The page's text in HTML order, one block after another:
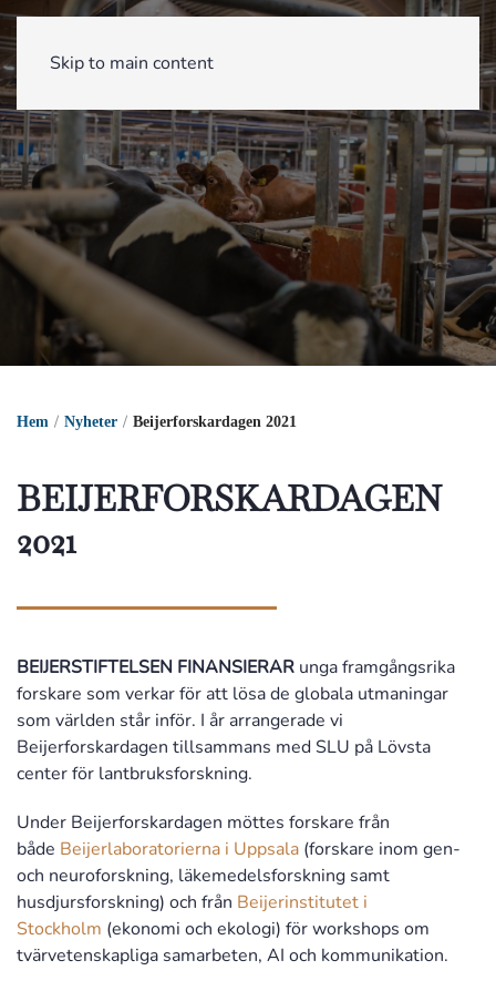
Skip to main content
Hem Nyheter Beijerforskardagen 2021
BEIJERFORSKARDAGEN
2021
BEIJERSTIFTELSEN FINANSIERAR unga framgångsrika
forskare som verkar för att lösa de globala utmaningar
som världen står inför. I år arrangerade vi
Beijerforskardagen tillsammans med SLU på Lövsta
center för lantbruksforskning.
Under Beijerforskardagen möttes forskare från
både Beijerlaboratorierna i Uppsala (forskare inom gen-
och neuroforskning, läkemedelsforskning samt
husdjursforskning) och från Beijerinstitutet i
Stockholm (ekonomi och ekologi) för workshops om
tvärvetenskapliga samarbeten, AI och kommunikation.